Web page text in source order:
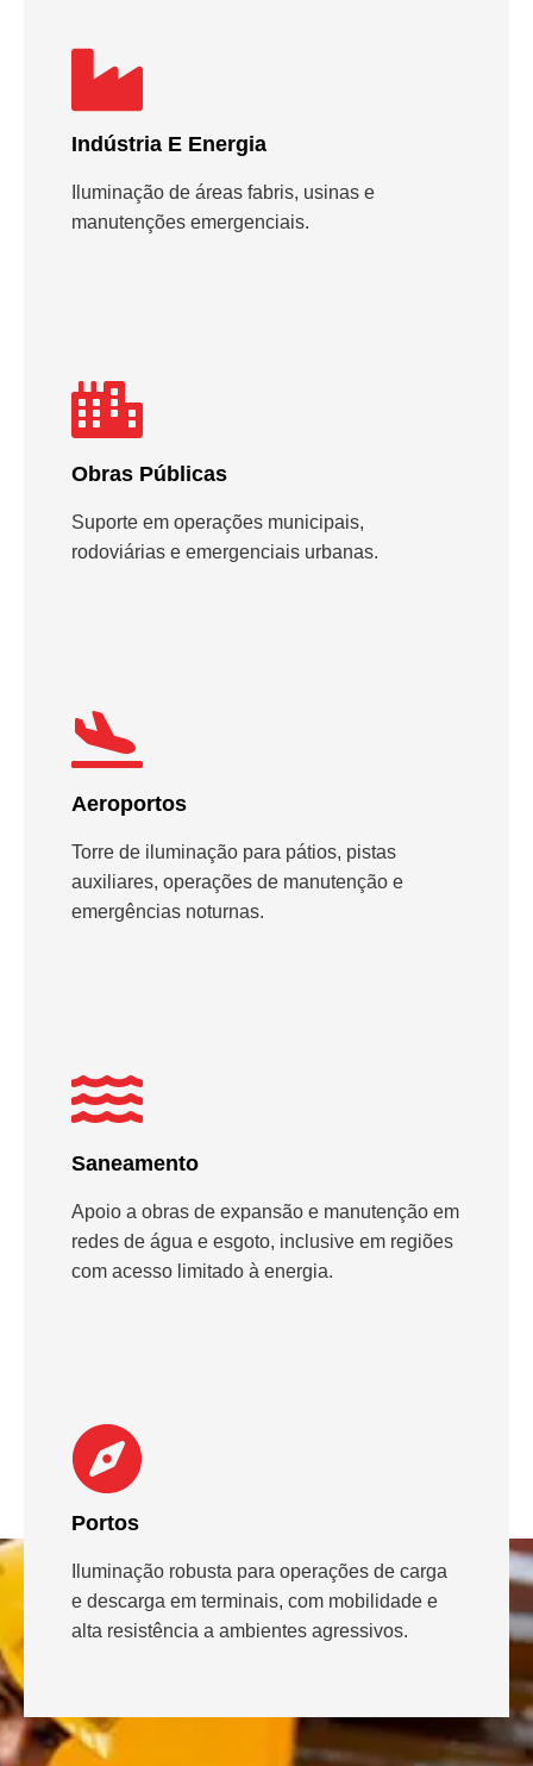
Indústria E Energia
Iluminação de áreas fabris, usinas e
manutenções emergenciais.
Obras Públicas
Suporte em operações municipais,
rodoviárias e emergenciais urbanas.
Aeroportos
Torre de iluminação para pátios, pistas
auxiliares, operações de manutenção e
emergências noturnas.
Saneamento
Apoio a obras de expansão e manutenção em
redes de água e esgoto, inclusive em regiões
com acesso limitado à energia.
Portos
Iluminação robusta para operações de carga
e descarga em terminais, com mobilidade e
alta resistência a ambientes agressivos.